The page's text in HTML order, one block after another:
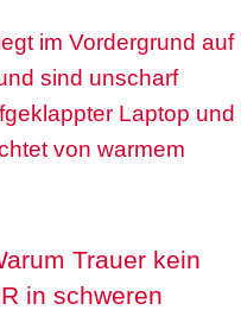
Trauer kein
in schweren